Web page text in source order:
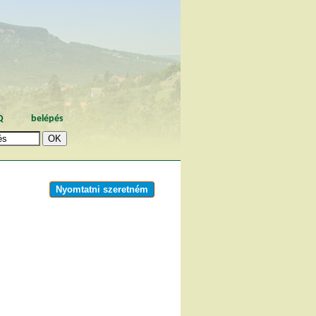
belépés
Nyomtatni szeretném